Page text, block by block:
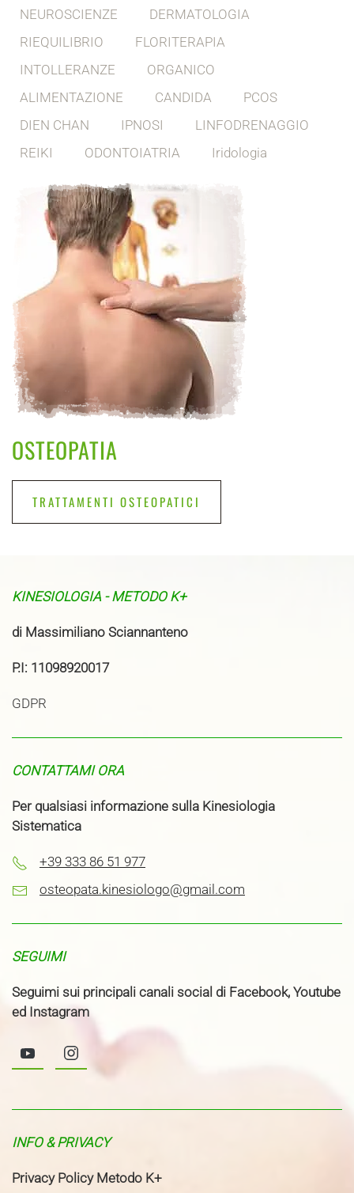
NEUROSCIENZE
DERMATOLOGIA
RIEQUILIBRIO
FLORITERAPIA
INTOLLERANZE
ORGANICO
ALIMENTAZIONE
CANDIDA
PCOS
DIEN CHAN
IPNOSI
LINFODRENAGGIO
REIKI
ODONTOIATRIA Iridologia
OSTEOPATIA
TRATTAMENTI OSTEOPATICI
KINESIOLOGIA - METODO K+
di Massimiliano Sciannanteno
P.I: 11098920017
GDPR
CONTATTAMI ORA
Per qualsiasi informazione sulla Kinesiologia
Sistematica
+39 333 86 51 977
osteopata.kinesiologo@gmail.com
SEGUIMI
Seguimi sui principali canali social di Facebook, Youtube
ed Instagram
INFO & PRIVACY
Privacy Policy Metodo K+